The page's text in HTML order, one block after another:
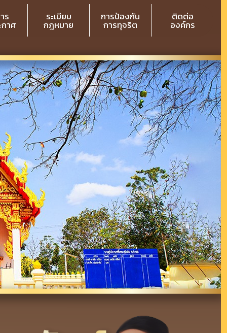
ร
กาศ
ระเบียบ
กฎหมาย
การป้องกัน
การทุจริต
ติดต่อ
องค์กร